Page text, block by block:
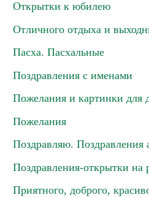
Открытки к юбилею
Отличного отдыха и
Пасха. Пасхальные
Поздравления с именами
Пожелания и картинки для
Пожелания
Поздравляю.
Поздравления-открытки на
Приятного, доброго,